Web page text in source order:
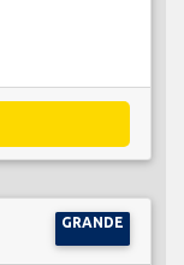
GRANDE